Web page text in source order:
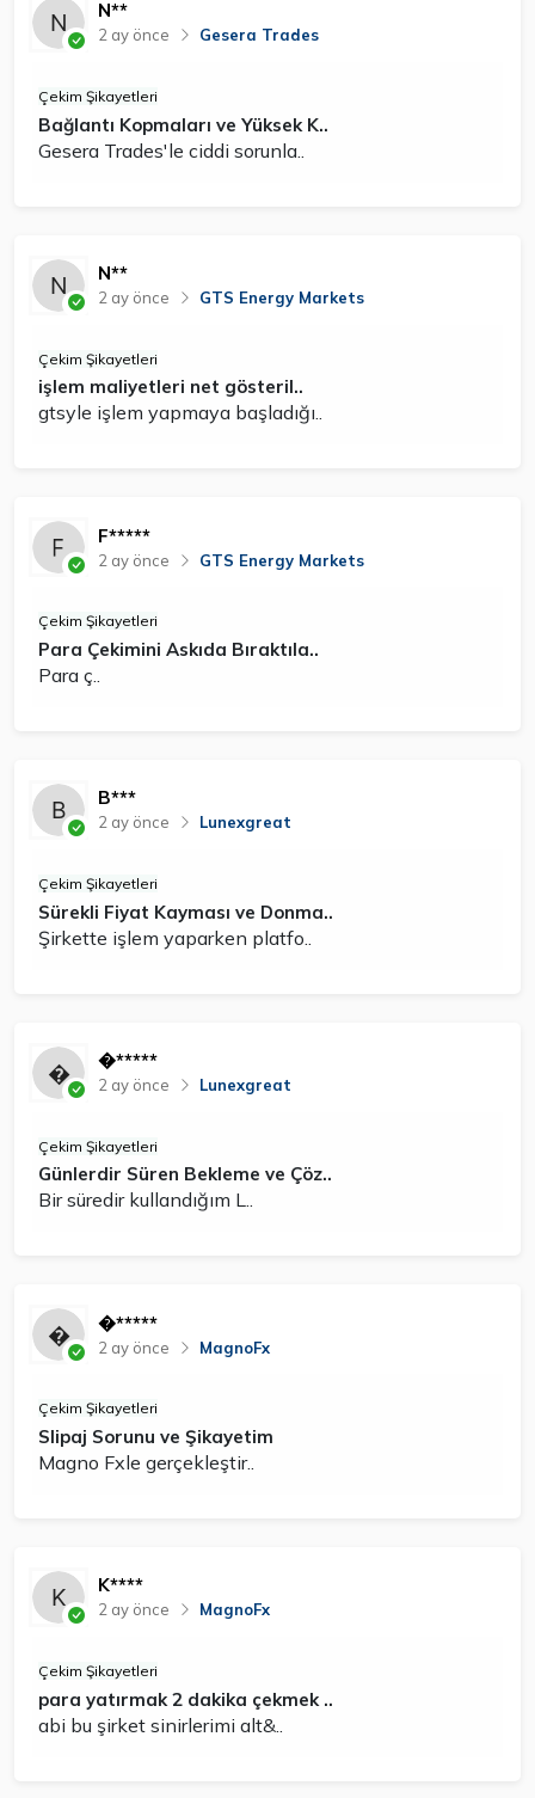
N**
2 ay önce Gesera Trades
Çekim Şikayetleri
Bağlantı Kopmaları ve Yüksek K..
Gesera Trades'le ciddi sorunla..
N**
2 ay önce GTS Energy Markets
Çekim Şikayetleri
işlem maliyetleri net gösteril..
gtsyle işlem yapmaya başladığı..
F*****
2 ay önce GTS Energy Markets
Çekim Şikayetleri
Para Çekimini Askıda Bıraktıla..
Para ç..
B***
2 ay önce Lunexgreat
Çekim Şikayetleri
Sürekli Fiyat Kayması ve Donma..
Şirkette işlem yaparken platfo..
�*****
2 ay önce Lunexgreat
Çekim Şikayetleri
Günlerdir Süren Bekleme ve Çöz..
Bir süredir kullandığım L..
�*****
2 ay önce MagnoFx
Çekim Şikayetleri
Slipaj Sorunu ve Şikayetim
Magno Fxle gerçekleştir..
K****
2 ay önce MagnoFx
Çekim Şikayetleri
para yatırmak 2 dakika çekmek ..
abi bu şirket sinirlerimi alt&..